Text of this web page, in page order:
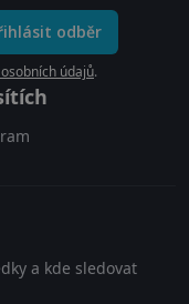
odběr
údajů.
a kde sledovat